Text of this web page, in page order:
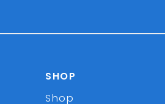
SHOP
Shop